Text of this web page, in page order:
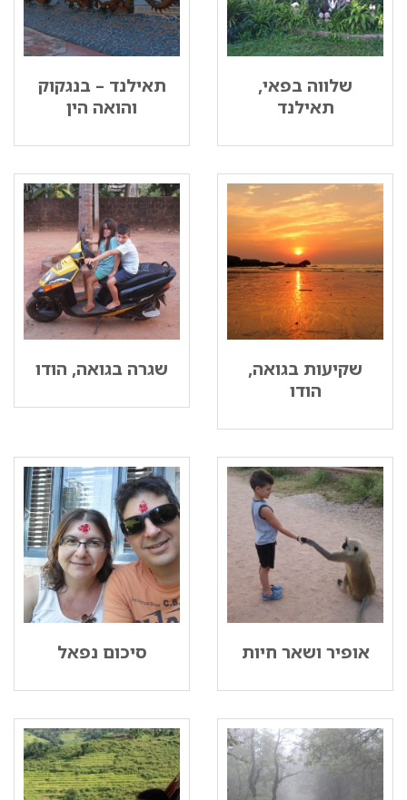
שלווה בפאי,
תאילנד
תאילנד – בנגקוק
והואה הין
שקיעות בגואה,
הודו
שגרה בגואה, הודו
אופיר ושאר חיות סיכום נפאל